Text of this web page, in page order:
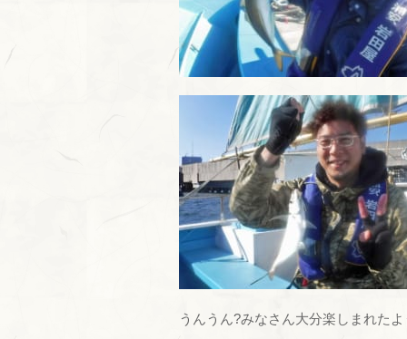
うんうん?みなさん大分楽しまれた